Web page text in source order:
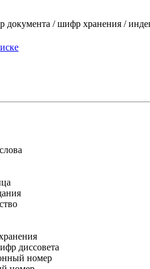
документа / шифр хранения /
диссовета
номер